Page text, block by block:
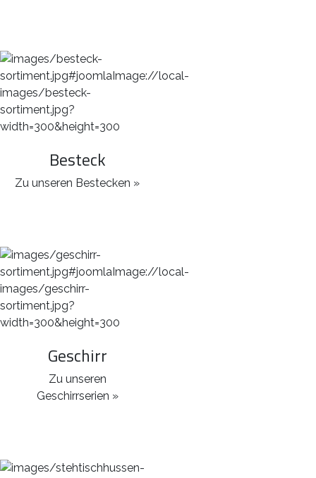
Besteck
Zu unseren Bestecken »
Geschirr
Zu unseren
Geschirrserien »